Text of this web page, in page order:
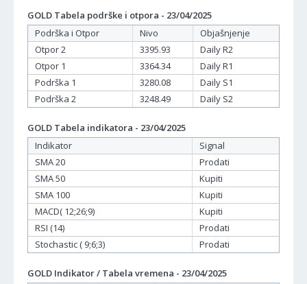
GOLD Tabela podrške i otpora - 23/04/2025
Podrška i Otpor
Nivo
Objašnjenje
Otpor 2
3395.93
Daily R2
Otpor 1
3364.34
Daily R1
Podrška 1
3280.08
Daily S1
Podrška 2
3248.49 Daily S2
GOLD Tabela indikatora - 23/04/2025
Indikator
Signal
SMA 20
Prodati
SMA 50
Kupiti
SMA 100
Kupiti
MACD( 12;26;9)
Kupiti
RSI (14)
Prodati
Stochastic ( 9;6;3)
Prodati
GOLD Indikator / Tabela vremena - 23/04/2025